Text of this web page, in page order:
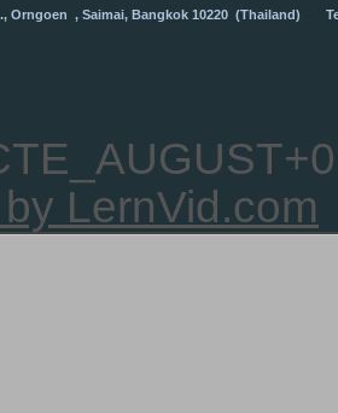
Orngoen , Saimai, Bangkok 10220 (Thailand)
LernVid.com